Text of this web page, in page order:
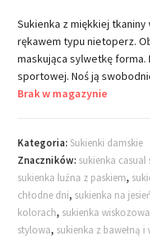
Sukienka z miękkiej
rękawem typu nietoperz.
maskująca sylwetkę forma.
sportowej. Noś ją
Brak w magazynie
Kategoria:Sukienki damskie
Znaczników: sukienka
sukienka luźna z paskiem,
chłodne dni, sukienka na
kolorach, sukienka
stylowa, sukienka z bawełną i